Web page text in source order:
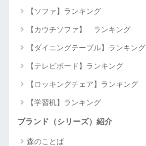
【ソファ】ランキング
【カウチソファ】 ランキング
【ダイニングテーブル】ランキング
【テレビボード】ランキング
【ロッキングチェア】ランキング
【学習机】ランキング
ブランド（シリーズ）紹介
森のことば